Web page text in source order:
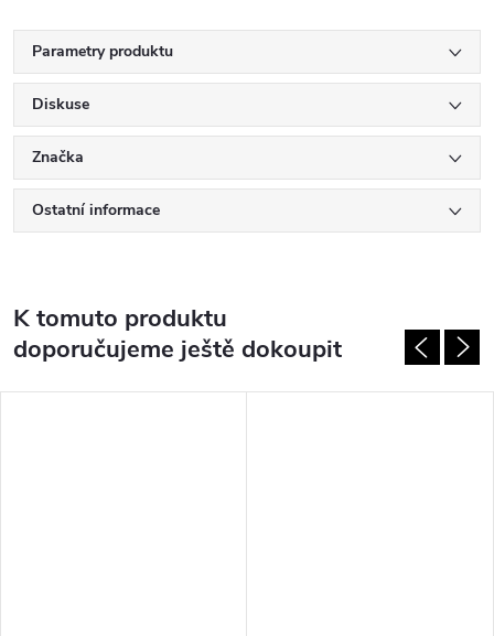
Parametry produktu
Diskuse
Značka
Ostatní informace
K tomuto produktu
doporučujeme ještě dokoupit